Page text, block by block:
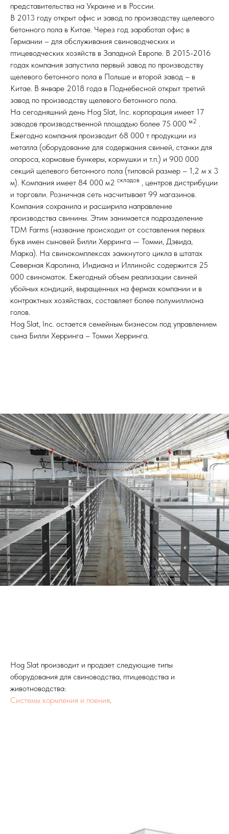
представительства на Украине и в России.
В 2013 году открыт офис и завод по производству щелевого
бетонного пола в Китае. Через год заработал офис в
Германии – для обслуживания свиноводческих и
птицеводческих хозяйств в Западной Европе. В 2015-2016
годах компания запустила первый завод по производству
щелевого бетонного пола в Польше и второй завод – в
Китае. В январе 2018 года в Поднебесной открыт третий
завод по производству щелевого бетонного пола.
На сегодняшний день Hog Slat, Inc. корпорация имеет 17
заводов производственной площадью более 75 000 м2
Ежегодно компания производит 68 000 т продукции из
металла (оборудование для содержания свиней, станки для
опороса, кормовые бункеры, кормушки и т.п.) и 900 000
секций щелевого бетонного пола (типовой размер – 1,2 м х 3
м). Компания имеет 84 000 м2 складов , центров дистрибуции
и торговли. Розничная сеть насчитывает 99 магазинов.
Компания сохранила и расширила направление
производства свинины. Этим занимается подразделение
TDM Farms (название происходит от составления первых
букв имен сыновей Билли Херринга — Томми, Дэвида,
Марка). На свинокомплексах замкнутого цикла в штатах
Северная Каролина, Индиана и Иллинойс содержится 25
000 свиноматок. Ежегодный объем реализации свиней
убойных кондиций, выращенных на фермах компании и в
контрактных хозяйствах, составляет более полумиллиона
голов.
Hog Slat, Inc. остается семейным бизнесом под управлением
сына Билли Херринга – Томми Херринга.
Hog Slat производит и продает следующие типы
оборудования для свиноводства, птицеводства и
животноводства:
Системы кормления и поения